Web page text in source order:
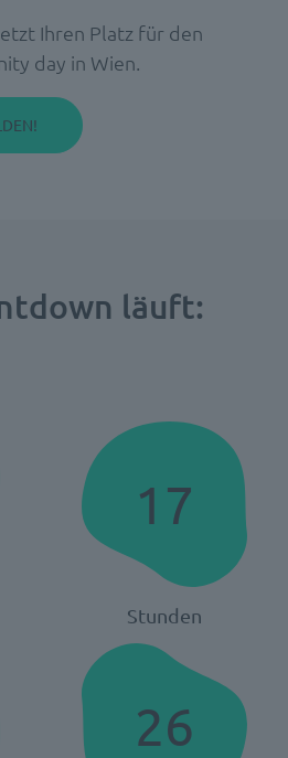
Ihren Platz für den
day in Wien.
läuft:
17
Stunden
26